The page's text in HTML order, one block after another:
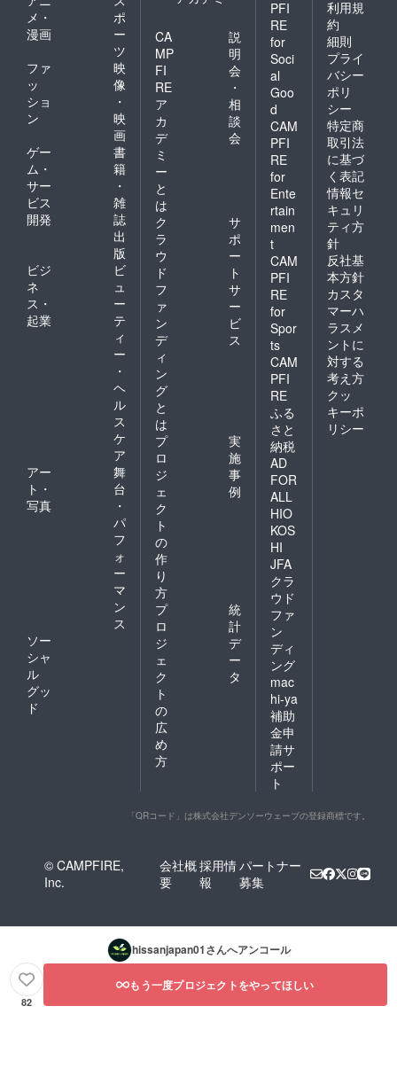
メ・
漫画
ポ
ー
ツ
ファ
ッ
ショ
ン
映
像
・
映
画
ゲー
ム・
サー
ビス
開発
書
籍
・
雑
誌
出
版
ビジ
ネ
ス・
起業
ビ
ュ
ー
テ
ィ
ー
・
ヘ
ル
ス
ケ
ア
アー
ト・
写真
舞
台
・
パ
フ
ォ
ー
マ
ン
ス
ソー
シャ
ル
グッ
ド
CA
MP
FI
RE
ア
カ
デ
ミ
ー
と
は
説
明
会
・
相
談
会
ク
ラ
ウ
ド
フ
ァ
ン
デ
ィ
ン
グ
と
は
サ
ポ
ー
ト
サ
ー
ビ
ス
プ
ロ
ジ
ェ
ク
ト
の
作
り
方
実
施
事
例
プ
ロ
ジ
ェ
ク
ト
の
広
め
方
統
計
デ
ー
タ
PFI
RE
for
Soci
al
Goo
d
CAM
PFI
RE
for
Ente
rtain
men
t
CAM
PFI
RE
for
Spor
ts
CAM
PFI
RE
ふる
さと
納税
AD
FOR
ALL
HIO
KOS
HI
JFA
クラ
ウド
ファ
ン
ディ
ング
mac
hi-ya
補助
金申
請サ
ポー
ト
利用規
約
細則
プライ
バシー
ポリ
シー
特定商
取引法
に基づ
く表記
情報セ
キュリ
ティ方
針
反社基
本方針
カスタ
マーハ
ラスメ
ントに
対する
考え方
クッ
キーポ
リシー
「QRコード」は株式会社デンソーウェーブの登録商標です。
© CAMPFIRE,
Inc.
会社概
要
採用情
報
パートナー
募集
hissanjapan01さんへアンコール
82
もう一度プロジェクトをやってほしい